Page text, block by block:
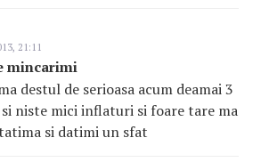
21:11
mincarimi
destul de serioasa acum deamai 3
niste mici inflaturi si foare tare ma
si datimi un sfat